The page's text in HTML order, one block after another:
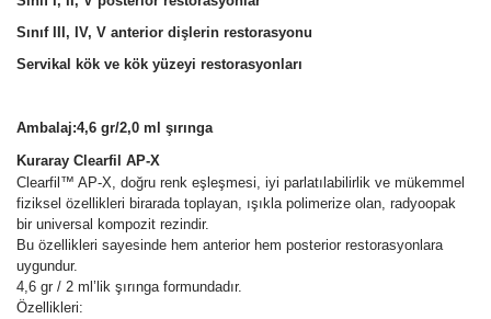
Sınıf III, IV, V anterior dişlerin restorasyonu
Servikal kök ve kök yüzeyi restorasyonları
Ambalaj:4,6 gr/2,0 ml şırınga
Kuraray Clearfil AP-X
Clearfil™ AP-X, doğru renk eşleşmesi, iyi parlatılabilirlik ve mükemmel
fiziksel özellikleri birarada toplayan, ışıkla polimerize olan, radyoopak
bir universal kompozit rezindir.
Bu özellikleri sayesinde hem anterior hem posterior restorasyonlara
uygundur.
4,6 gr / 2 ml’lik şırınga formundadır.
Özellikleri: